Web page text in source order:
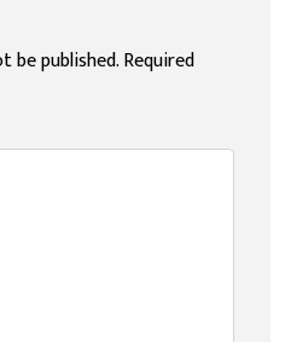
be published.Required